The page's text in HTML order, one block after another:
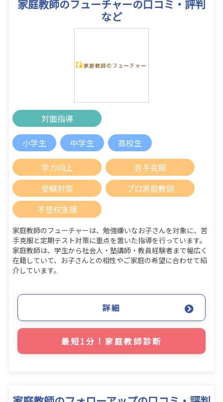
家庭教師のフューチャーの口コミ・評判
など
対面指導
小学生 中学生 高校生
学力向上
苦手克服
受験対策
プロ家庭教師
不登校支援
家庭教師のフューチャーは、勉強嫌いなお子さんを対象に、苦
手克服と定期テスト対策に重点を置いた指導を行っています。
家庭教師は、学生から社会人・塾講師・教員経験者まで幅広く
在籍していて、お子さんとの相性やご家庭の希望に合わせて紹
介しています。
詳細
最短1分！家庭教師診断